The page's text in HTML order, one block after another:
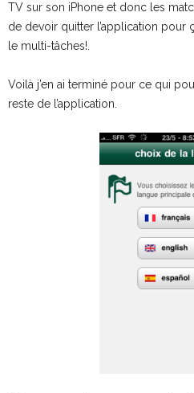
TV sur son iPhone et donc les
de devoir quitter l’application pour
le multi-tâches!.
Voilà j’en ai terminé pour ce qui
reste de l’application.